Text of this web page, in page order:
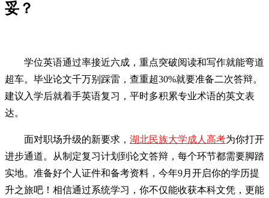
妥？
学位英语通过率接近六成，重点突破阅读和写作就能弯道
超车。毕业论文千万别踩雷，查重超30%就要准备二次答辩。
建议入学后就着手英语复习，平时多积累专业术语的英文表
达。
面对职场升级的新要求， 湖北民族大学成人高考为你打开
进步通道。从制定复习计划到论文答辩，每个环节都需要脚踏
实地。准备好个人证件和备考资料，今年9月开启你的学历提
升之旅吧！相信通过系统学习，你不仅能收获本科文凭，更能